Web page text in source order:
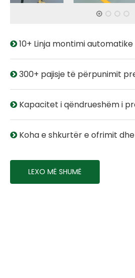
 10+ Linja montimi automatike
 300+ pajisje të përpunimit
 Kapacitet i qëndrueshëm i
 Koha e shkurtër e ofrimit
LEXO MË SHUMË